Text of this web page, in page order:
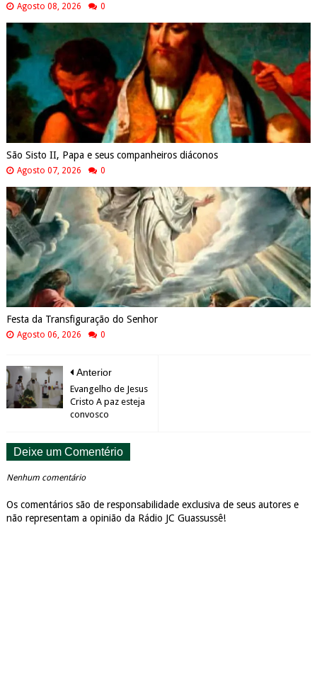
Agosto 08, 2026 0
São Sisto II, Papa e seus companheiros diáconos
Agosto 07, 2026 0
Festa da Transfiguração do Senhor
Agosto 06, 2026 0
Anterior
Evangelho de Jesus
Cristo A paz esteja
convosco
Deixe um Comentério
Nenhum comentário
Os comentários são de responsabilidade exclusiva de seus autores e
não representam a opinião da Rádio JC Guassussê!